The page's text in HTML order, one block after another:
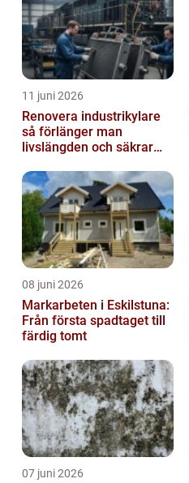
11 juni 2026
Renovera industrikylare
så förlänger man
livslängden och säkrar
08 juni 2026
Markarbeten i Eskilstuna:
Från första spadtaget till
färdig tomt
07 juni 2026